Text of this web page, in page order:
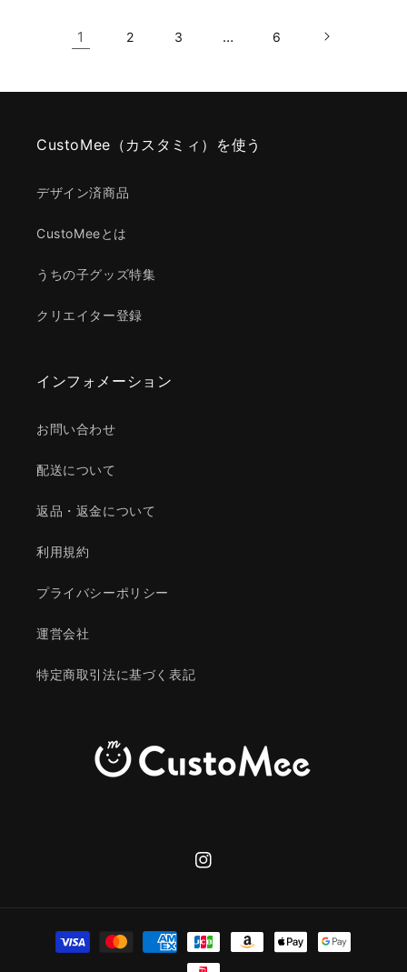
1 2 3 … 6
CustoMee（カスタミィ）を使う
デザイン済商品
CustoMeeとは
うちの子グッズ特集
クリエイター登録
インフォメーション
お問い合わせ
配送について
返品・返金について
利用規約
プライバシーポリシー
運営会社
特定商取引法に基づく表記
Instagram